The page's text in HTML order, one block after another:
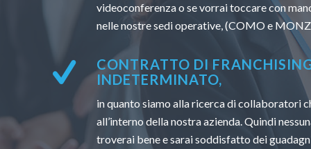
videoconferenza o se vorrai toccare con
nelle nostre sedi operative, (COMO e
CONTRATTO DI
INDETERMINATO,
in quanto siamo alla ricerca di collaboratori
all’interno della nostra azienda. Quindi
troverai bene e sarai soddisfatto dei